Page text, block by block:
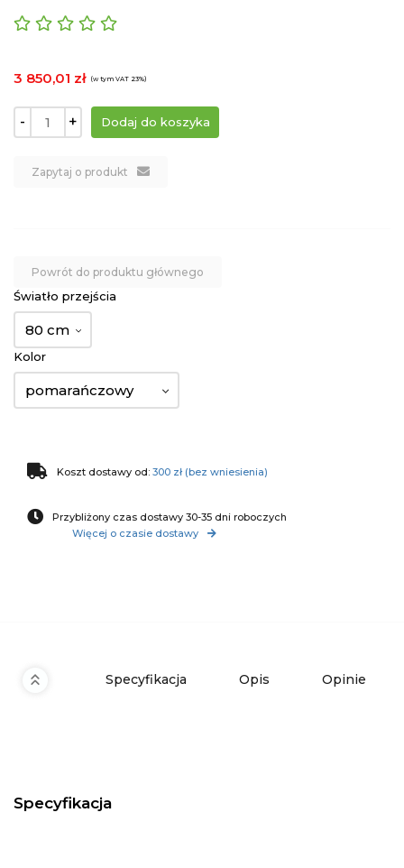
3 850,01 zł (w tym VAT 23%)
- +
Zapytaj o produkt
Powrót do produktu głównego
Światło przejścia
80 cm
Kolor
pomarańczowy
Koszt dostawy od: 300 zł (bez wniesienia)
Przybliżony czas dostawy 30-35 dni roboczych
Więcej o czasie dostawy
Specyfikacja Opis Opinie
Specyfikacja